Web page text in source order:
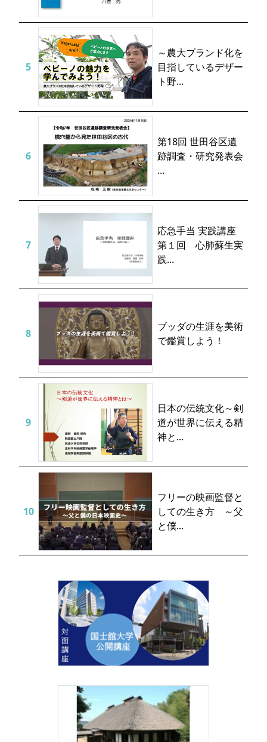
～農大ブランド化を
目指しているデザー
ト野...
第18回 世田谷区遺
跡調査・研究発表会
...
応急手当 実践講座
第１回 心肺蘇生実
践...
ブッダの生涯を美術
で鑑賞しよう！
日本の伝統文化～剣
道が世界に伝える精
神と...
フリーの映画監督と
しての生き方 ～父
と僕...